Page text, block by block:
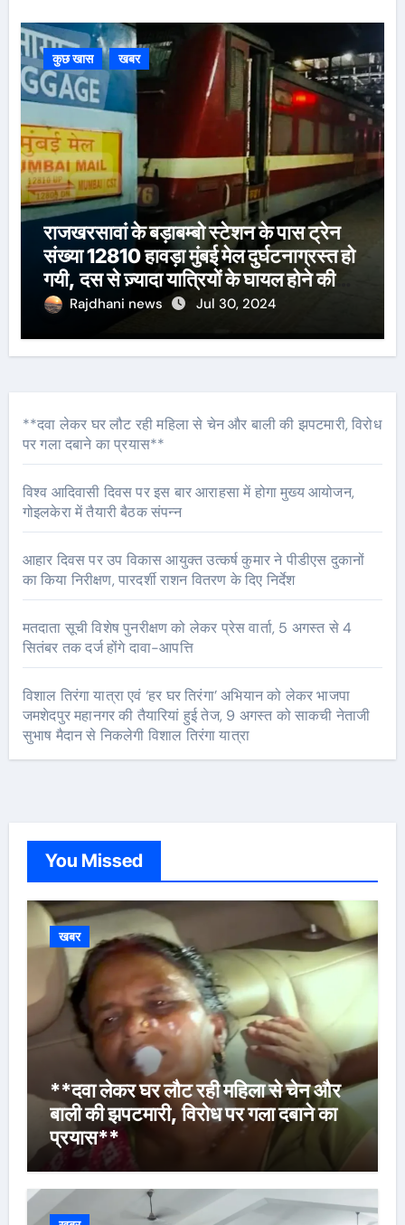
कुछ खास खबर
राजखरसावां के बड़ाबम्बो स्टेशन के पास ट्रेन
संख्या 12810 हावड़ा मुंबई मेल दुर्घटनाग्रस्त हो
गयी, दस से ज़्यादा यात्रियों के घायल होने की
खबर।सरायकेला के वरीय पदाधिकारी
Rajdhani news Jul 30, 2024
**दवा लेकर घर लौट रही महिला से चेन और बाली की झपटमारी, विरोध
पर गला दबाने का प्रयास**
विश्व आदिवासी दिवस पर इस बार आराहसा में होगा मुख्य आयोजन,
गोइलकेरा में तैयारी बैठक संपन्न
आहार दिवस पर उप विकास आयुक्त उत्कर्ष कुमार ने पीडीएस दुकानों
का किया निरीक्षण, पारदर्शी राशन वितरण के दिए निर्देश
मतदाता सूची विशेष पुनरीक्षण को लेकर प्रेस वार्ता, 5 अगस्त से 4
सितंबर तक दर्ज होंगे दावा-आपत्ति
विशाल तिरंगा यात्रा एवं ‘हर घर तिरंगा’ अभियान को लेकर भाजपा
जमशेदपुर महानगर की तैयारियां हुई तेज, 9 अगस्त को साकची नेताजी
सुभाष मैदान से निकलेगी विशाल तिरंगा यात्रा
You Missed
खबर
**दवा लेकर घर लौट रही महिला से चेन और
बाली की झपटमारी, विरोध पर गला दबाने का
प्रयास**